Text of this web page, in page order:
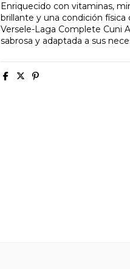
Enriquecido con vitaminas,
brillante y una condición
Versele-Laga Complete Cuni
sabrosa y adaptada a sus